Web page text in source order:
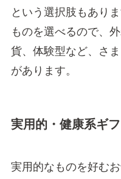
という選択肢もあり
ものを選べるので、
貨、体験型など、さ
があります。
実用的・健康系ギ
実用的なものを好む